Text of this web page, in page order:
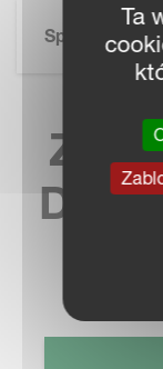
Specyfikacja
DO
Ta